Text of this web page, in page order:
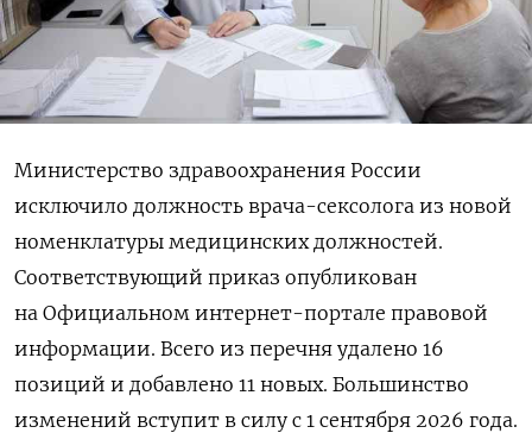
Министерство здравоохранения России
исключило должность врача-сексолога из новой
номенклатуры медицинских должностей.
Соответствующий приказ опубликован
на Официальном интернет-портале правовой
информации. Всего из перечня удалено 16
позиций и добавлено 11 новых. Большинство
изменений вступит в силу с 1 сентября 2026 года.